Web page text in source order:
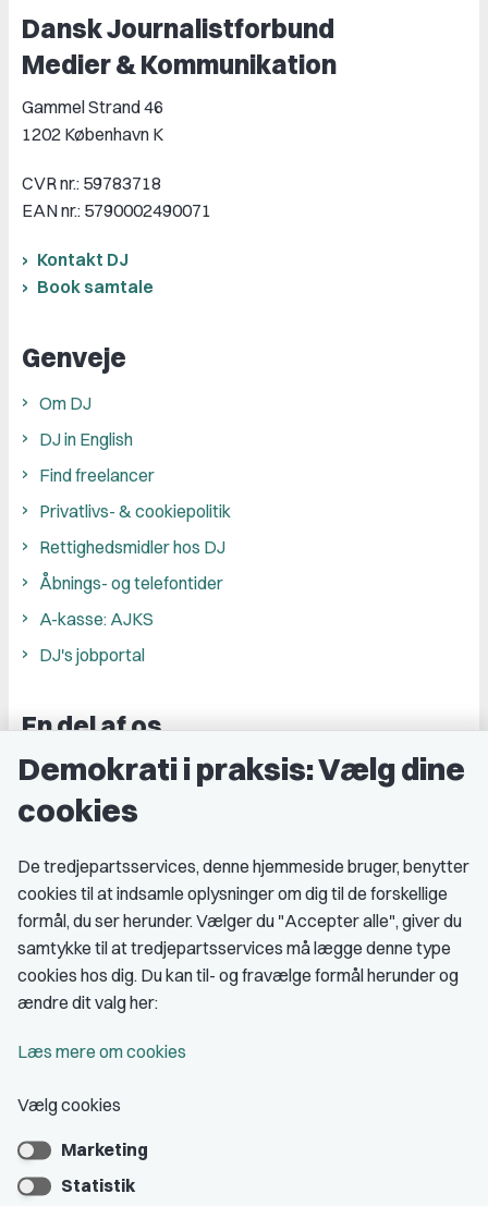
Dansk Journalistforbund
Medier & Kommunikation
Gammel Strand 46
1202 København K
CVR nr.: 59783718
EAN nr.: 5790002490071
Kontakt DJ
Book samtale
Genveje
Om DJ
DJ in English
Find freelancer
Privatlivs- & cookiepolitik
Rettighedsmidler hos DJ
Åbnings- og telefontider
A-kasse: AJKS
DJ's jobportal
En del af os
Grupper og kredse
Studenterorganisationer
Medlemskab
Fordele som medlem
Kontingent
Bliv medlem
Demokrati i praksis: Vælg dine
cookies
De tredjepartsservices, denne hjemmeside bruger, benytter
cookies til at indsamle oplysninger om dig til de forskellige
formål, du ser herunder. Vælger du "Accepter alle", giver du
samtykke til at tredjepartsservices må lægge denne type
cookies hos dig. Du kan til- og fravælge formål herunder og
ændre dit valg her:
Læs mere om cookies
Vælg cookies
Marketing
Statistik